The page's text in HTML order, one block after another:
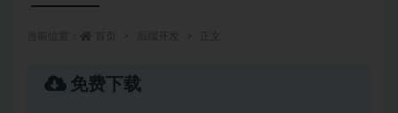
免费下载